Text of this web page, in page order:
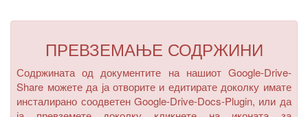
ПРЕВЗЕМАЊЕ СОДРЖИНИ
Содржината од документите на нашиот Google-Drive-
Share можете да ја отворите и едитирате доколку имате
инсталирано соодветен Google-Drive-Docs-Plugin, или да